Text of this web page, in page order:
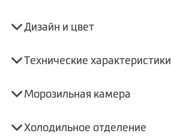
Дизайн и цвет
Технические характеристики
Морозильная камера
Холодильное отделение